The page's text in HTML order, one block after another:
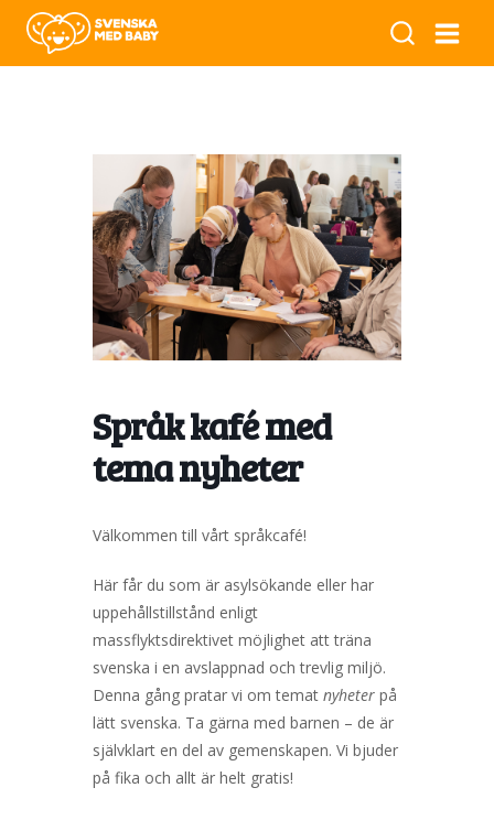
Språk kafé med
tema nyheter
Välkommen till vårt språkcafé!
Här får du som är asylsökande eller har
uppehållstillstånd enligt
massflyktsdirektivet möjlighet att träna
svenska i en avslappnad och trevlig miljö.
Denna gång pratar vi om temat nyheter på
lätt svenska. Ta gärna med barnen – de är
självklart en del av gemenskapen. Vi bjuder
på fika och allt är helt gratis!